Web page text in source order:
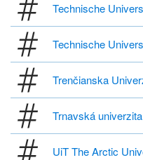
Technische
Technische
Trenčianska
Trnavská
UiT The Arctic